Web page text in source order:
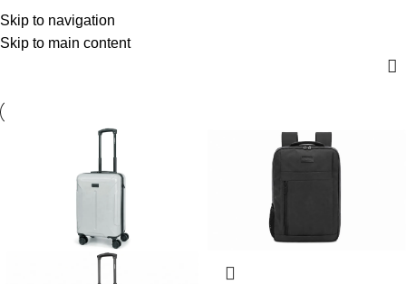
Skip to navigation
Skip to main content
Menú
Hummer